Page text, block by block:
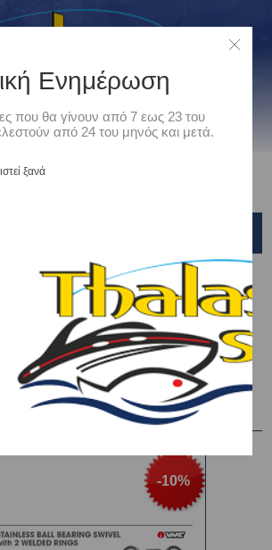
Είδη Αλιείας /
- ΚΡΙΚΑΚΙΑ - ΕΞΑΡΤΗΜΑΤΑ ΑΡΜΑΤΩΣΙΑΣ /
Στριφτάρια / VMC
ανά
-10%
Ενημέρωση
που θα γίνουν από 7 εως 23 του
από 24 του μηνός και μετά.
ξανά